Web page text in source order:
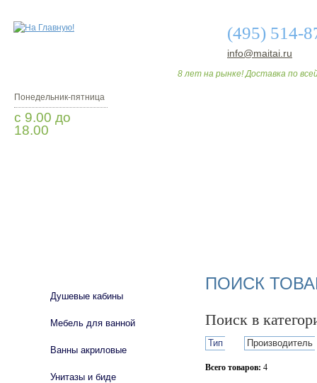
(495) 514-
info@maitai.ru
8 лет на рынке! Доставка по
Понедельник-пятница
с 9.00 до
18.00
ПОИСК
Поиск в
Тип Производитель
Всего товаров: 4
Душевые кабины
Мебель для ванной
Ванны акриловые
Унитазы и биде